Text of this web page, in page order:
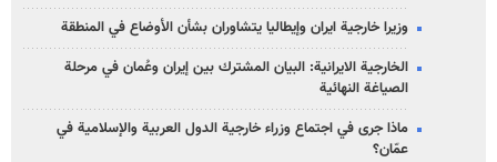
وزيرا خارجية ايران وإيطاليا يتشاوران بشأن الأوضاع في المنطقة
الخارجية الايرانية: البيان المشترك بين إيران وعُمان في مرحلة
الصياغة النهائية
ماذا جرى في اجتماع وزراء خارجية الدول العربية والإسلامية في
عمّان؟